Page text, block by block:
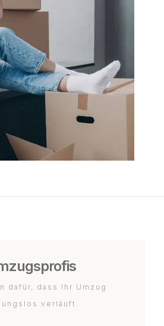
dafür, dass Ihr Umzug
verläuft.